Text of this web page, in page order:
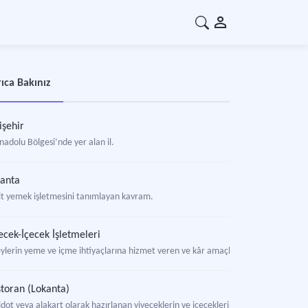
Bakınız
Bölgesi’nde yer alan il.
yemek işletmesini tanımlayan kavram.
İçecek İşletmeleri
yeme ve içme ihtiyaçlarına hizmet veren ve kâr amaçlı kurulmuş ticari
(Lokanta)
veya alakart olarak hazırlanan yiyeceklerin ve içeceklerin belli bir ücret